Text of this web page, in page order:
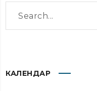
КАЛЕНДАР